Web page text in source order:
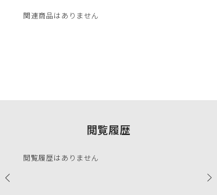
関連商品はありません
閲覧履歴
閲覧履歴はありません